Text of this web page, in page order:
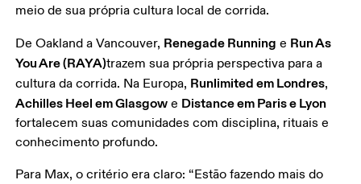
meio de sua própria cultura local de corrida.
De Oakland a Vancouver, Renegade Running e Run As
You Are (RAYA)trazem sua própria perspectiva para a
cultura da corrida. Na Europa, Runlimited em Londres,
Achilles Heel em Glasgow e Distance em Paris e Lyon
fortalecem suas comunidades com disciplina, rituais e
conhecimento profundo.
Para Max, o critério era claro: “Estão fazendo mais do